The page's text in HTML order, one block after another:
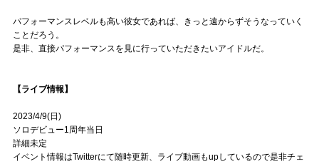
パフォーマンスレベルも高い彼女であれば、きっと遠からずそうなっていく
ことだろう。
是非、直接パフォーマンスを見に行っていただきたいアイドルだ。
【ライブ情報】
2023/4/9(日)
ソロデビュー1周年当日
詳細未定
イベント情報はTwitterにて随時更新、ライブ動画もupしているので是非チェ